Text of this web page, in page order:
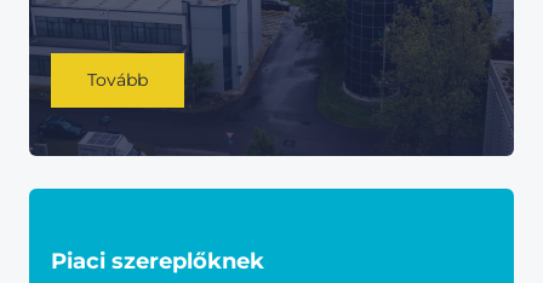
Tovább
Piaci szereplőknek